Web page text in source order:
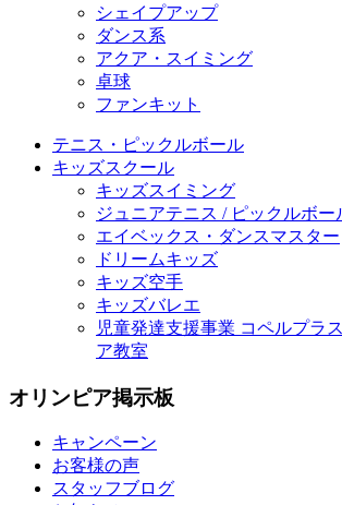
シェイプアップ
ダンス系
アクア・スイミング
卓球
ファンキット
テニス・ピックルボール
キッズスクール
キッズスイミング
ジュニアテニス / ピックルボー
エイベックス・ダンスマスター
ドリームキッズ
キッズ空手
キッズバレエ
児童発達支援事業 コペルプラ
ア教室
オリンピア掲示板
キャンペーン
お客様の声
スタッフブログ